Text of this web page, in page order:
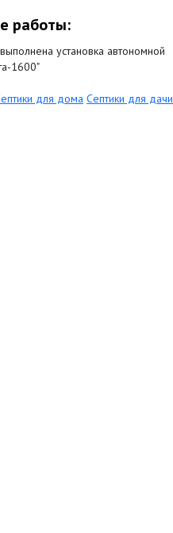
работы:
установка автономной
1600"
для дома Септики для дачи